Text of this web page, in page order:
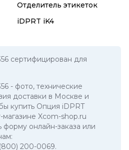
Отделитель этикеток
iDPRT iK4
сертифицирован для
- фото, технические
доставки в Москве и
купить Опция iDPRT
Xcom-shop.ru
форму онлайн-заказа или
200-0069.